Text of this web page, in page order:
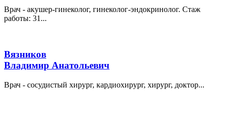
Врач - акушер-гинеколог, гинеколог-эндокринолог. Стаж
работы: 31...
Вязников
Владимир Анатольевич
Врач - сосудистый хирург, кардиохирург, хирург, доктор...